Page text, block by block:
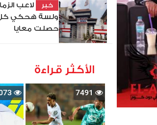
خبر
لاعب
ولسة هحكي كل
حصلت معايا
الأكثر قراءة
7491